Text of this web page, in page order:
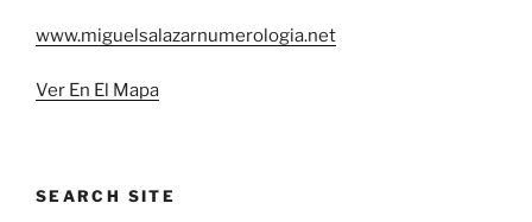
www.miguelsalazarnumerologia.net
Ver En El Mapa
SEARCH SITE